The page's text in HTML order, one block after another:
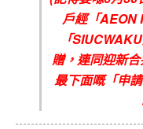
戶經「AEON
「SIUCWAKU
贈，連同迎新
最下面嘅「申